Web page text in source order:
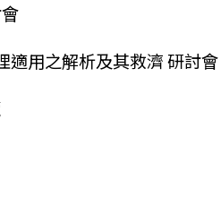
適用之解析及其救濟 研討會